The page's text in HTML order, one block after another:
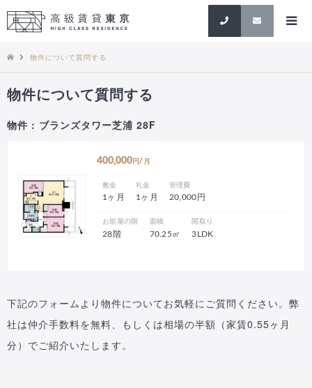
検索
物件について質問する
物件について質問する
物件 : ブランズタワー芝浦 28F
400,000 円/月
敷金
1ヶ月
礼金
1ヶ月
管理費
20,000円
お部屋の階
28階
面積
70.25㎡
間取り
3LDK
下記のフォームより物件についてお気軽にご質問ください。弊
社は仲介手数料を無料、もしくは相場の半額（家賃0.55ヶ月
分）でご紹介いたします。